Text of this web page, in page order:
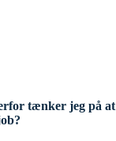
tænker jeg på